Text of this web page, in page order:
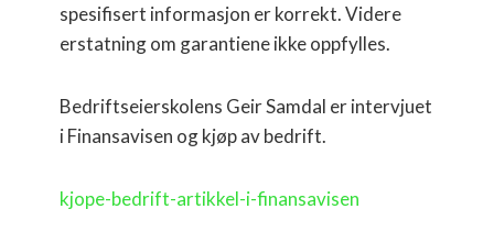
spesifisert informasjon er korrekt. Videre
erstatning om garantiene ikke oppfylles.
Bedriftseierskolens Geir Samdal er intervjuet
i Finansavisen og kjøp av bedrift.
kjope-bedrift-artikkel-i-finansavisen